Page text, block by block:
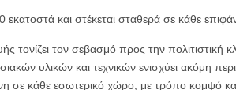
εκατοστά και στέκεται σταθερά σε κάθε
τονίζει τον σεβασμό προς την
υλικών και τεχνικών ενισχύει ακόμη
σε κάθε εσωτερικό χώρο, με τρόπο κομψό